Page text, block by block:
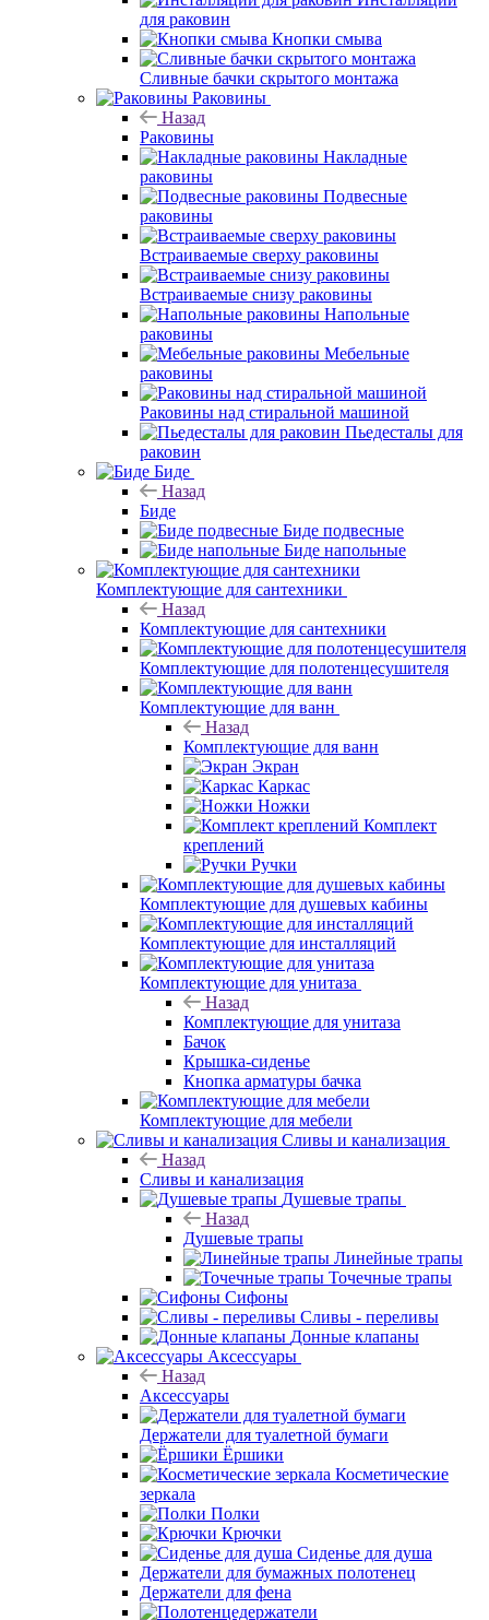
для раковин
Кнопки смыва
Сливные бачки скрытого монтажа
Раковины
Назад
Раковины
Накладные
раковины
Подвесные
раковины
Встраиваемые сверху раковины
Встраиваемые снизу раковины
Напольные
раковины
Мебельные
раковины
Раковины над стиральной машиной
Пьедесталы для
раковин
Биде
Назад
Биде
Биде подвесные
Биде напольные
Комплектующие для сантехники
Назад
Комплектующие для сантехники
Комплектующие для полотенцесушителя
Комплектующие для ванн
Назад
Комплектующие для ванн
Экран
Каркас
Ножки
Комплект
креплений
Ручки
Комплектующие для душевых кабины
Комплектующие для инсталляций
Комплектующие для унитаза
Назад
Комплектующие для унитаза
Бачок
Крышка-сиденье
Кнопка арматуры бачка
Комплектующие для мебели
Сливы и канализация
Назад
Сливы и канализация
Душевые трапы
Назад
Душевые трапы
Линейные трапы
Точечные трапы
Сифоны
Сливы - переливы
Донные клапаны
Аксессуары
Назад
Аксессуары
Держатели для туалетной бумаги
Ёршики
Косметические
зеркала
Полки
Крючки
Сиденье для душа
Держатели для бумажных полотенец
Держатели для фена